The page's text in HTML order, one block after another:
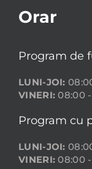
Orar
Program de
LUNI-JOI:
VINERI: 08:00
Program cu
LUNI-JOI:
VINERI: 08:00